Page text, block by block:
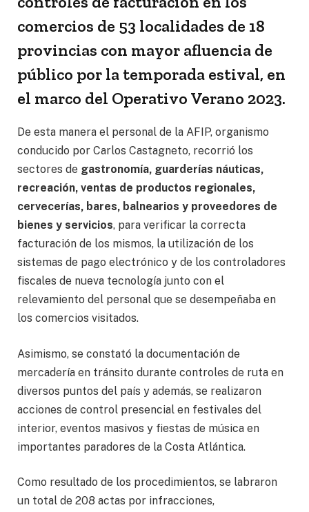
comercios de 53 localidades de 18
provincias con mayor afluencia de
público por la temporada estival, en
el marco del Operativo Verano 2023.
De esta manera el personal de la AFIP, organismo
conducido por Carlos Castagneto, recorrió los
sectores de gastronomía, guarderías náuticas,
recreación, ventas de productos regionales,
cervecerías, bares, balnearios y proveedores de
bienes y servicios, para verificar la correcta
facturación de los mismos, la utilización de los
sistemas de pago electrónico y de los controladores
fiscales de nueva tecnología junto con el
relevamiento del personal que se desempeñaba en
los comercios visitados.
Asimismo, se constató la documentación de
mercadería en tránsito durante controles de ruta en
diversos puntos del país y además, se realizaron
acciones de control presencial en festivales del
interior, eventos masivos y fiestas de música en
importantes paradores de la Costa Atlántica.
Como resultado de los procedimientos, se labraron
un total de 208 actas por infracciones,